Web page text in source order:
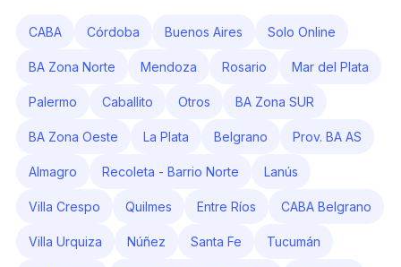
CABA Córdoba Buenos Aires Solo Online
BA Zona Norte Mendoza Rosario Mar del Plata
Palermo Caballito Otros BA Zona SUR
BA Zona Oeste La Plata Belgrano Prov. BA AS
Almagro Recoleta - Barrio Norte Lanús
Villa Crespo Quilmes Entre Ríos CABA Belgrano
Villa Urquiza Núñez Santa Fe Tucumán